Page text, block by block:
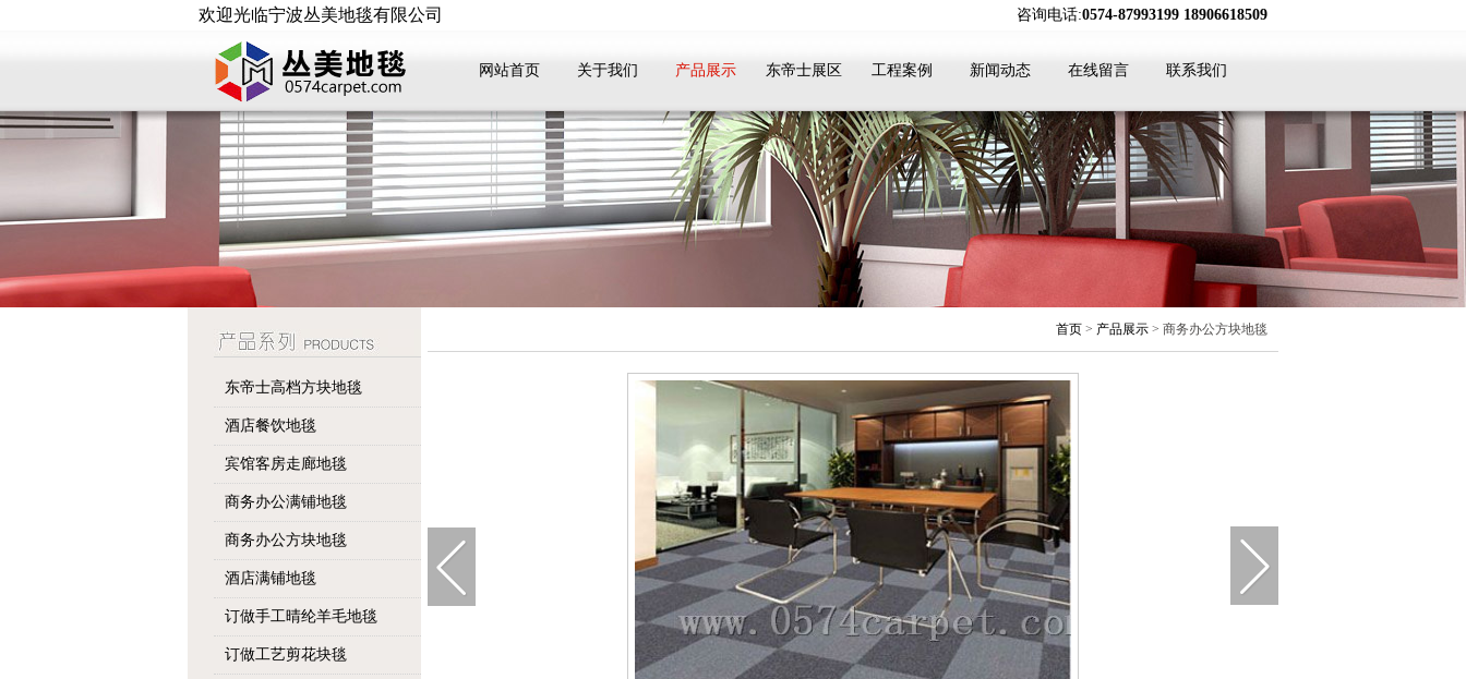
欢迎光临宁波丛美地毯有限公司 咨询电话:0574-87993199 18906618509
网站首页 关于我们 产品展示 东帝士展区 工程案例 新闻动态 在线留言 联系我们
东帝士高档方块地毯
酒店餐饮地毯
宾馆客房走廊地毯
商务办公满铺地毯
商务办公方块地毯
酒店满铺地毯
订做手工晴纶羊毛地毯
订做工艺剪花块毯
首页 > 产品展示 > 商务办公方块地毯